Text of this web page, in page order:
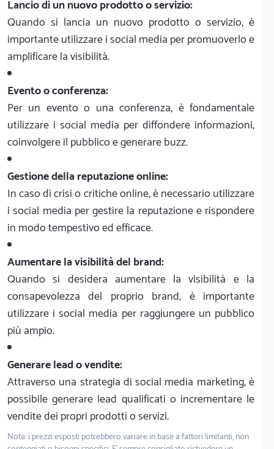
Lancio di un nuovo prodotto o servizio:
Quando si lancia un nuovo prodotto o servizio, è
importante utilizzare i social media per promuoverlo e
amplificare la visibilità.
Evento o conferenza:
Per un evento o una conferenza, è fondamentale
utilizzare i social media per diffondere informazioni,
coinvolgere il pubblico e generare buzz.
Gestione della reputazione online:
In caso di crisi o critiche online, è necessario utilizzare
i social media per gestire la reputazione e rispondere
in modo tempestivo ed efficace.
Aumentare la visibilità del brand:
Quando si desidera aumentare la visibilità e la
consapevolezza del proprio brand, è importante
utilizzare i social media per raggiungere un pubblico
più ampio.
Generare lead o vendite:
Attraverso una strategia di social media marketing, è
possibile generare lead qualificati o incrementare le
vendite dei propri prodotti o servizi.
Nota: i prezzi esposti potrebbero variare in base a fattori limitanti, non